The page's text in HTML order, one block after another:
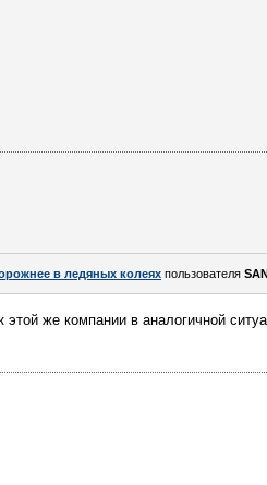
в ледяных колеях пользователя
этой же компании в аналогичной